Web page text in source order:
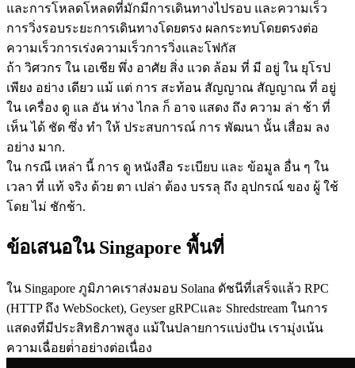
และการโหลดโหลดที่มักมีการเดินทางไปรอบ และความเร็ว
การวิ่งรอบระยะการเดินทางโดยตรง ผลกระทบโดยตรงต่อ
ความเร็วการเร่งความเร็วการวิ่งและโฟกัส
ถ้า วิศวกร ใน เอเชีย พึ่ง อาศัย สิ่ง แวด ล้อม ที่ มี อยู่ ใน ยุโรป
เพียง อย่าง เดียว แม้ แต่ การ สะท้อน สัญญาณ สัญญาณ ที่ อยู่
ใน เครื่อง ดู แล อัน ห่าง ไกล ก็ อาจ แสดง ถึง ความ ล่า ช้า ที่
เห็น ได้ ชัด ซึ่ง ทํา ให้ ประสบการณ์ การ พัฒนา นั้น เสื่อม ลง
อย่าง มาก.
ใน กรณี เหล่า นี้ การ ดู หนังสือ ระเบียบ และ ข้อมูล อื่น ๆ ใน
เวลา ที่ แท้ จริง ด้วย ตา เปล่า ต้อง บรรลุ ถึง อุปกรณ์ ของ ผู้ ใช้
โดย ไม่ ชักช้า.
ข้อเสนอใน Singapore พื้นที่
ใน Singapore ภูมิภาคเราส่งมอบ Solana ดัชนีที่เสร็จแล้ว RPC
(HTTP ถึง WebSocket), Geyser gRPCและ Shredstream ในการ
แสดงที่มีประสิทธิภาพสูง แม้ในปลายการแบ่งปัน เรามุ่งเน้น
ความเฉื่อยต่ําอย่างต่อเนื่อง